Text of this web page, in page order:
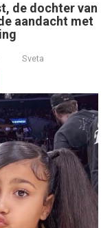
de dochter van
aandacht met
Sveta